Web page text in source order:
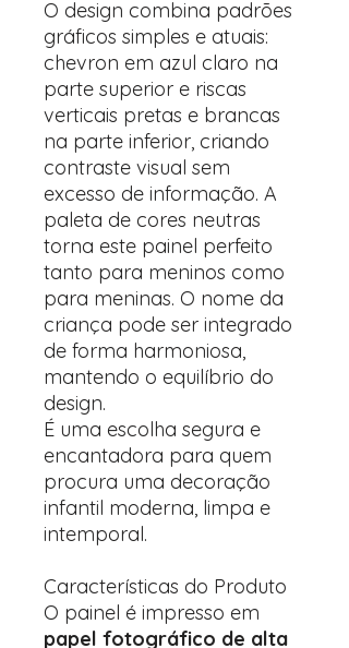
O design combina padrões
gráficos simples e atuais:
chevron em azul claro na
parte superior e riscas
verticais pretas e brancas
na parte inferior, criando
contraste visual sem
excesso de informação. A
paleta de cores neutras
torna este painel perfeito
tanto para meninos como
para meninas. O nome da
criança pode ser integrado
de forma harmoniosa,
mantendo o equilíbrio do
design.
É uma escolha segura e
encantadora para quem
procura uma decoração
infantil moderna, limpa e
intemporal.
Características do Produto
O painel é impresso em
papel fotográfico de alta